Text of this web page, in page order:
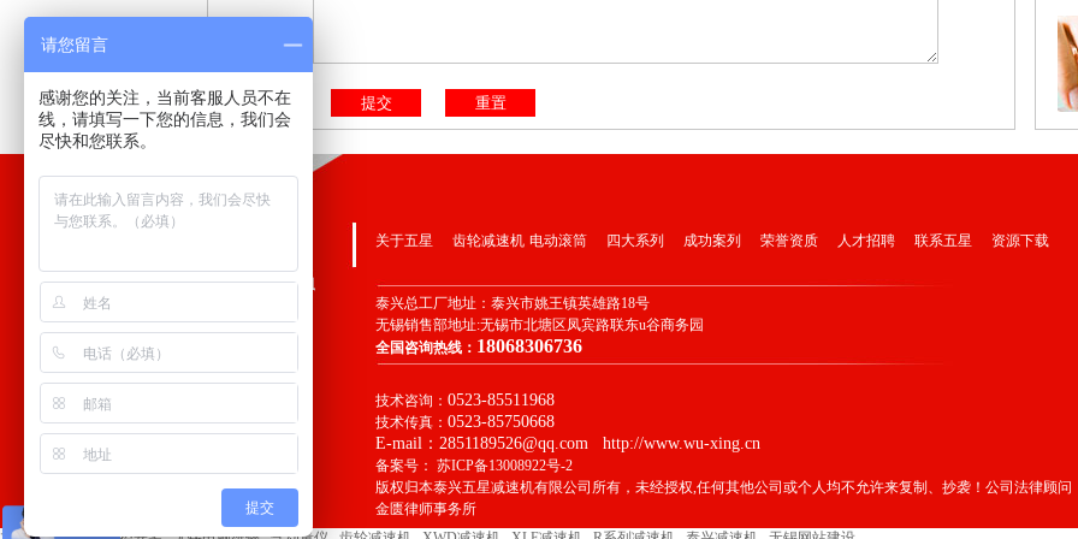
关于五星 齿轮减速机 电动滚筒 四大系列 成功案列 荣誉资质 人才招聘 联系五星 资源下载
泰兴总工厂地址： 泰兴市姚王镇英雄路18号
无锡销售部地址:无锡市北塘区凤宾路联东u谷商务园
全国咨询热线： 18068306736
技术咨询： 0523-85511968
技术传真： 0523-85750668
E-mail：2851189526@qq.com http://www.wu-xing.cn
备案号： 苏ICP备13008922号-2
版权归本泰兴五星减速机有限公司所有，未经授权,任何其他公司或个人均不允许来复制、抄袭！公司法律顾问
金匮律师事务所
请您留言
感谢您的关注，当前客服人员不在
线，请填写一下您的信息，我们会
尽快和您联系。
提交